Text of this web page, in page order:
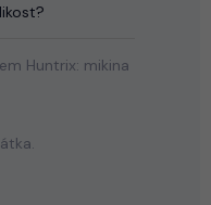
Huntrix: mikina